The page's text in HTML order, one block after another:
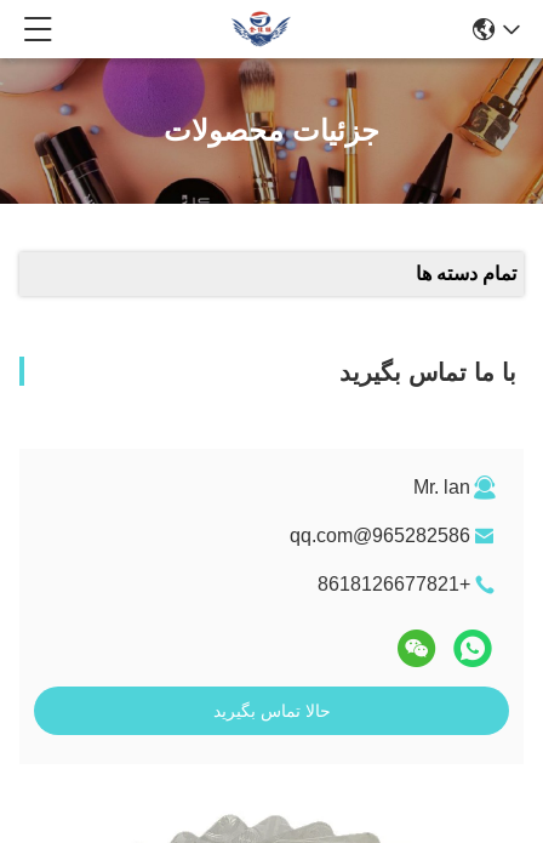
جزئیات محصولات
تمام دسته ها
با ما تماس بگیرید
Mr. lan
965282586@qq.com
+8618126677821
حالا تماس بگیرید